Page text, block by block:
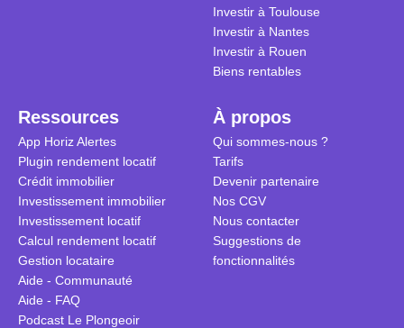
Investir à Toulouse
Investir à Nantes
Investir à Rouen
Biens rentables
Ressources
App Horiz Alertes
Plugin rendement locatif
Crédit immobilier
Investissement immobilier
Investissement locatif
Calcul rendement locatif
Gestion locataire
Aide - Communauté
Aide - FAQ
Podcast Le Plongeoir
À propos
Qui sommes-nous ?
Tarifs
Devenir partenaire
Nos CGV
Nous contacter
Suggestions de
fonctionnalités